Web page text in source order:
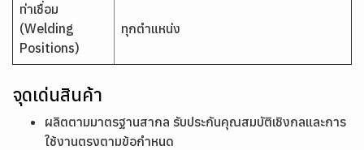
ท่าเชื่อม
(Welding
Positions)
ทุกตำแหน่ง
จุดเด่นสินค้า
ผลิตตามมาตรฐานสากล รับประกันคุณสมบัติเชิงกลและการ
ใช้งานตรงตามข้อกำหนด